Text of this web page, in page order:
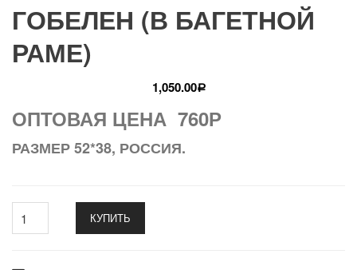
ГОБЕЛЕН (В БАГЕТНОЙ
РАМЕ)
1,050.00Р
ОПТОВАЯ ЦЕНА 760Р
РАЗМЕР 52*38, РОССИЯ.
КУПИТЬ